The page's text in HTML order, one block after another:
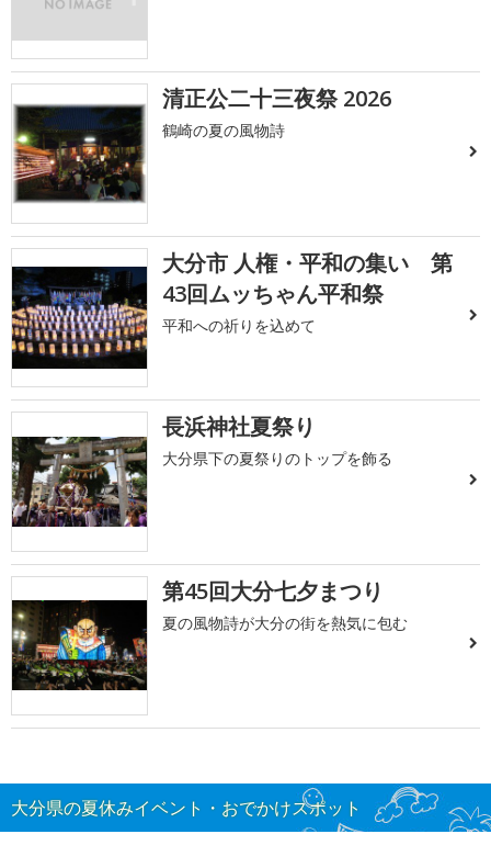
清正公二十三夜祭 2026
鶴崎の夏の風物詩
大分市 人権・平和の集い 第
43回ムッちゃん平和祭
平和への祈りを込めて
長浜神社夏祭り
大分県下の夏祭りのトップを飾る
第45回大分七夕まつり
夏の風物詩が大分の街を熱気に包む
大分県の夏休みイベント・おでかけスポット